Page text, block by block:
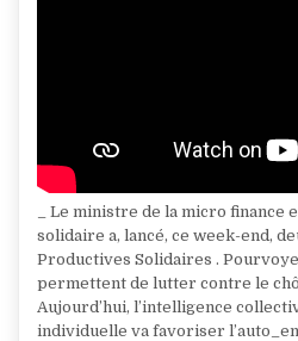
_ Le ministre de la micro finance
solidaire a, lancé, ce week-end,
Productives Solidaires .
permettent de lutter contre le
Aujourd’hui, l’intelligence
individuelle va favoriser